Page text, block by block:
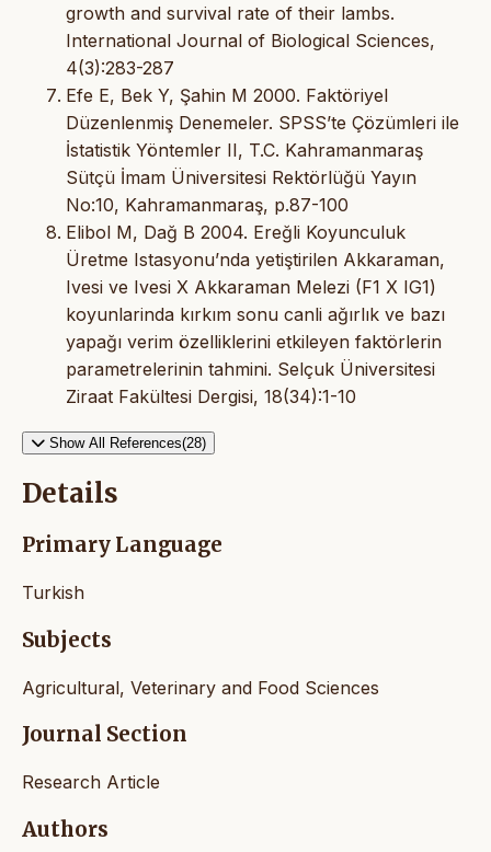
growth and survival rate of their lambs.
International Journal of Biological Sciences,
4(3):283-287
Efe E, Bek Y, Şahin M 2000. Faktöriyel
Düzenlenmiş Denemeler. SPSS’te Çözümleri ile
İstatistik Yöntemler II, T.C. Kahramanmaraş
Sütçü İmam Üniversitesi Rektörlüğü Yayın
No:10, Kahramanmaraş, p.87-100
Elibol M, Dağ B 2004. Ereğli Koyunculuk
Üretme Istasyonu’nda yetiştirilen Akkaraman,
Ivesi ve Ivesi X Akkaraman Melezi (F1 X IG1)
koyunlarinda kırkım sonu canli ağırlık ve bazı
yapağı verim özelliklerini etkileyen faktörlerin
parametrelerinin tahmini. Selçuk Üniversitesi
Ziraat Fakültesi Dergisi, 18(34):1-10
Show All References(28)
Details
Primary Language
Turkish
Subjects
Agricultural, Veterinary and Food Sciences
Journal Section
Research Article
Authors